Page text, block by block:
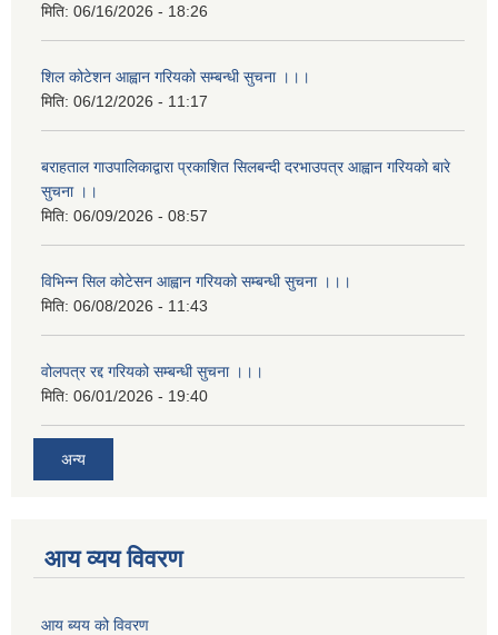
मिति: 06/16/2026 - 18:26
शिल कोटेशन आह्वान गरियको सम्बन्धी सुचना ।।।
मिति: 06/12/2026 - 11:17
बराहताल गाउपालिकाद्वारा प्रकाशित सिलबन्दी दरभाउपत्र आह्वान गरियको बारे
सुचना ।।
मिति: 06/09/2026 - 08:57
विभिन्न सिल कोटेसन आह्वान गरियको सम्बन्धी सुचना ।।।
मिति: 06/08/2026 - 11:43
वोलपत्र रद्द गरियको सम्बन्धी सुचना ।।।
मिति: 06/01/2026 - 19:40
अन्य
आय व्यय विवरण
आय ब्यय को विवरण